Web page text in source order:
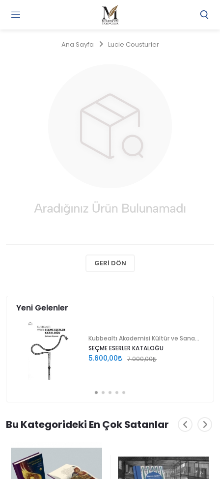
Ana Sayfa Lucie Cousturier
GERI DÖN
Yeni Gelenler
SEÇME ESERLER KATALOĞU
5.600,00 7.000,00
Bu Kategorideki En Çok Satanlar